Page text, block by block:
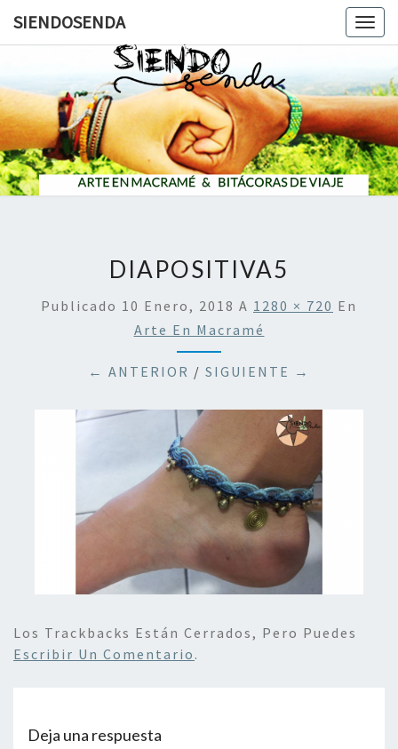
SIENDOSENDA
DIAPOSITIVA5
Publicado 10 Enero, 2018 A 1280 × 720 En
Arte En Macramé
← ANTERIOR / SIGUIENTE →
Los Trackbacks Están Cerrados, Pero Puedes
Escribir Un Comentario .
Deja una respuesta